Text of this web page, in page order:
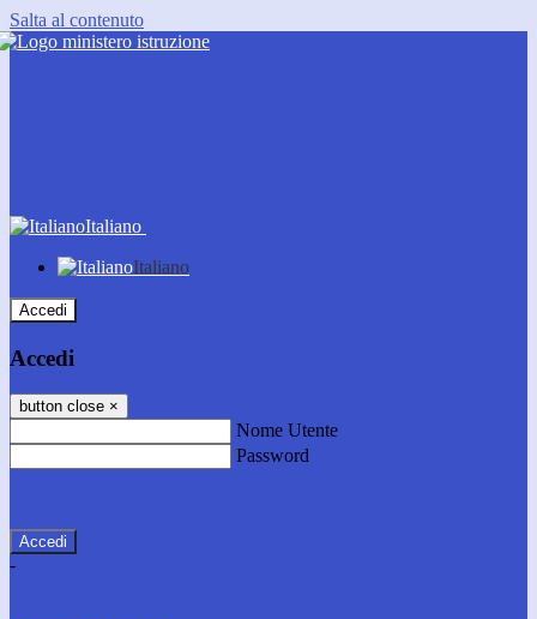
Salta al contenuto
Italiano
Italiano
Accedi
Accedi
button close ×
Nome Utente
Password
-